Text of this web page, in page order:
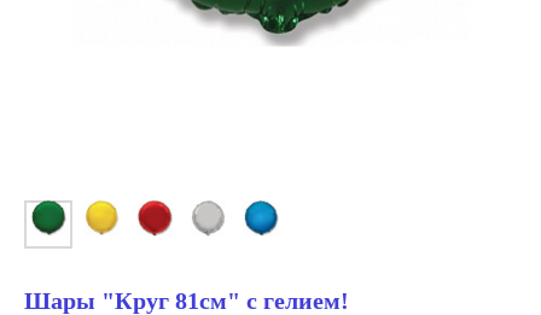
Шары "Круг 81см" с гелием!